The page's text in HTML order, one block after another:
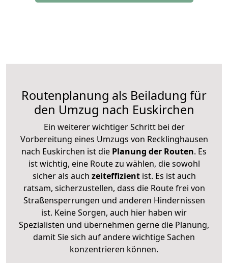
Routenplanung als Beiladung für
den Umzug nach Euskirchen
Ein weiterer wichtiger Schritt bei der
Vorbereitung eines Umzugs von Recklinghausen
nach Euskirchen ist die Planung der Routen. Es
ist wichtig, eine Route zu wählen, die sowohl
sicher als auch zeiteffizientist. Es ist auch
ratsam, sicherzustellen, dass die Route frei von
Straßensperrungen und anderen Hindernissen
ist. Keine Sorgen, auch hier haben wir
Spezialisten und übernehmen gerne die Planung,
damit Sie sich auf andere wichtige Sachen
konzentrieren können.